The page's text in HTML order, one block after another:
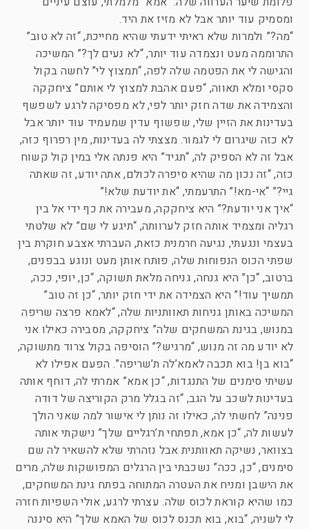
ומסמיק עוד יותר אבל לא מזיז את היד.
“מה?” ולמרות שלא ראיתי ידעתי שהיא מחייכת, “זה לא טוב”
התרוממה מעט ונצמדה עוד יותר, “לא נעים לך?” המשיכה
והגישה לי את הפטמה שלה לפה, “תמצוץ לי” לחשה בקול
סקסי ומלא תאווה, “פעם אהבת למצוץ לי אותם” ציחקקה
והצמידה את שדה חזק יותר לפי, לא מפסיקה לרגע לשפשף
בעדינות את הזיין שלי, שפשוף עדין שמעמיד עוד יותר אבל
לא כזה שיגרום לי לגמור. מצצתי לה בעדינות, מין רפרוף כזה,
אבל זה לא הספיק לה, “תגיד” היא פנתה אלי במין קול קשוח
כזה, “זה נכון מה שהיא סיפרה לכולם, אתה יודע, זה שאתה
גיי?” “אי-מא!” התרעמתי, “את יודעת שלא!”
“איך אני יודעת?” היא ציחקקה, מעבירה את כף ידי אל בין
רגליה ומצמיד אותה חזק לערוותה, “תיגע לי שם” לא שלטתי
בעצמי ונגעתי, נגיעה חרמנית כזאת, העברתי אצבע חוקרת בין
שפתי הכוס הנפוחות שלה, פותח אותן מעט ונוגע בבפנים,
ברטוב, “כן” היא גנחה, גניחה מלאת תשוקה, “כן, יופי, ככה,
תמשיך עוד!” היא הצמידה את ידי חזק יותר, “כן זה טוב”
המשיכה באותן גניחות תאוותניות שלה, “לאמא פרצה שריפה
במנוש, בגינת המשחקים שלה” ציחקקה, מסבירה כאילו אני
לא יודע מה זה מנוש, “מרגיש?” הוסיפה בקול צרוד מתשוקה,
“בוא בן! בוא תכבה לאמא’לה ת’שריפה”. הפעם אפילו לא
עשיתי סימנים של התנגדות, “כן אמא” אמרתי לה, דוחף אותה
בעדינות לשכב על הגב, “זה בגלל מרק הקוריצה של דודה
פנינה” לחשתי לה, כאילו זה נותן לי אישור למה שאני הולך
לעשות לה, “כן אמא, תפתחי ת’רגליים שלך” נישקתי אותה
בצוואר, נשיקה תאוותנית אבל נזהרתי שלא להשאיר לה שם
סימנים, “כן, ככה” נשכבתי בין הרגלים המפושקות שלה, מרים
את הישבן ומניח את העטרה המתוחה בפתח גינת המשחקים,
כמו שהיא קוראת לכוס שלה. עצרתי לרגע, אולי השפיות חזרה
לי לשניה, “בוא, בוא תכנס לכוס של האמא שלך” היא סיננה